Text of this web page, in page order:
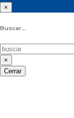
×
Buscar...
×
Cerrar